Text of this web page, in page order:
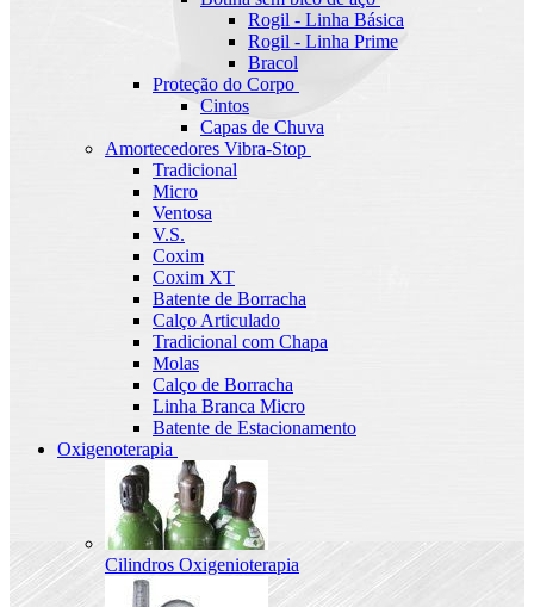
Rogil - Linha Básica
Rogil - Linha Prime
Bracol
Proteção do Corpo
Cintos
Capas de Chuva
Amortecedores Vibra-Stop
Tradicional
Micro
Ventosa
V.S.
Coxim
Coxim XT
Batente de Borracha
Calço Articulado
Tradicional com Chapa
Molas
Calço de Borracha
Linha Branca Micro
Batente de Estacionamento
Oxigenoterapia
Cilindros Oxigenioterapia